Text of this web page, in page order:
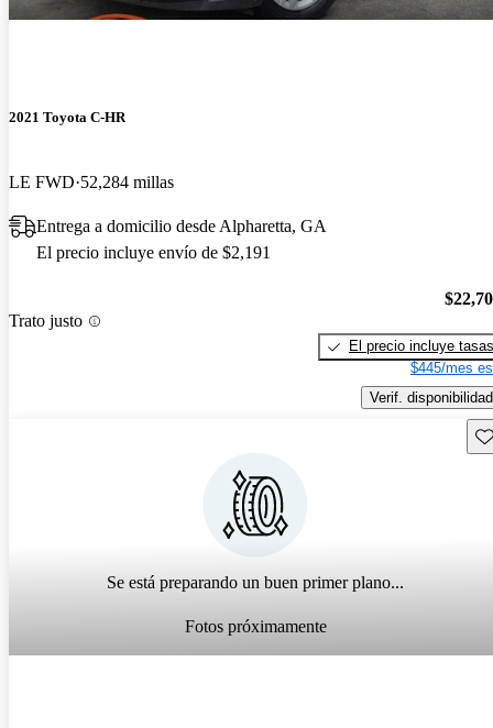
2021 Toyota C-HR
LE FWD 52,284 millas
Entrega a domicilio desde Alpharetta, GA
El precio incluye envío de $2,191
Trato justo
El precio incluye tasas
$445/mes
Verif. disponibilidad
Se está preparando un buen primer plano...
Fotos próximamente